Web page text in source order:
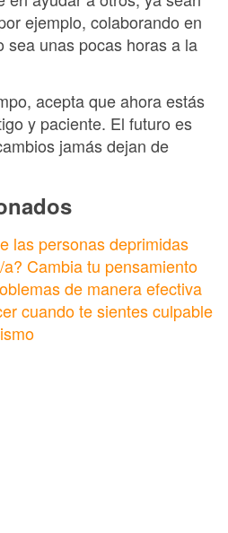
ejemplo, colaborando en
sea unas pocas horas a la
acepta que ahora estás
y paciente. El futuro es
jamás dejan de
las personas deprimidas
Cambia tu pensamiento
de manera efectiva
cuando te sientes culpable